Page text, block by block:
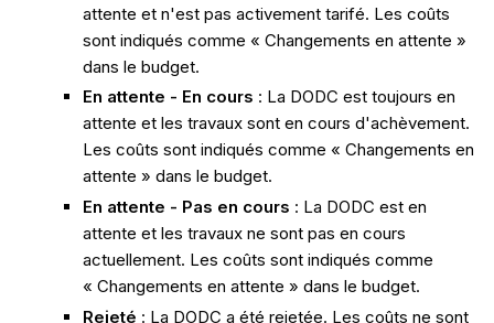
attente et n'est pas activement tarifé. Les coûts
sont indiqués comme « Changements en attente »
dans le budget.
En attente - En cours : La DODC est toujours en
attente et les travaux sont en cours d'achèvement.
Les coûts sont indiqués comme « Changements en
attente » dans le budget.
En attente - Pas en cours : La DODC est en
attente et les travaux ne sont pas en cours
actuellement. Les coûts sont indiqués comme
« Changements en attente » dans le budget.
Rejeté : La DODC a été rejetée. Les coûts ne sont